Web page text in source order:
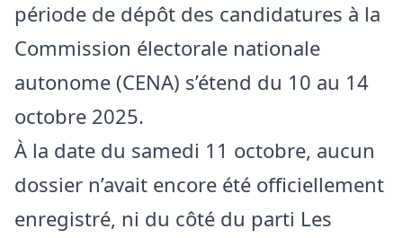
période de dépôt des candidatures à la
Commission électorale nationale
autonome (CENA) s’étend du 10 au 14
octobre 2025.
À la date du samedi 11 octobre, aucun
dossier n’avait encore été officiellement
enregistré, ni du côté du parti Les